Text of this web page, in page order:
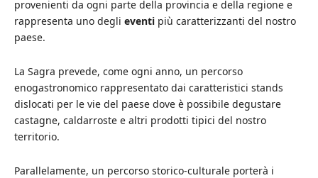
provenienti da ogni parte della provincia e della regione e
rappresenta uno degli eventi più caratterizzanti del nostro
paese.
La Sagra prevede, come ogni anno, un percorso
enogastronomico rappresentato dai caratteristici stands
dislocati per le vie del paese dove è possibile degustare
castagne, caldarroste e altri prodotti tipici del nostro
territorio.
Parallelamente, un percorso storico-culturale porterà i